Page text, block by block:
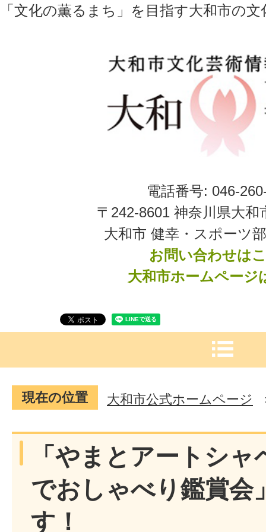
「文化の薫るまち」を目指す大和市の
電話番号: 046-
〒242-8601 神奈川県大和
大和市 健幸・スポーツ
お問い合わせは
大和市ホームページ
現在の位置 大和市公式ホームページ
「やまとアートシ
でおしゃべり鑑賞会
す！